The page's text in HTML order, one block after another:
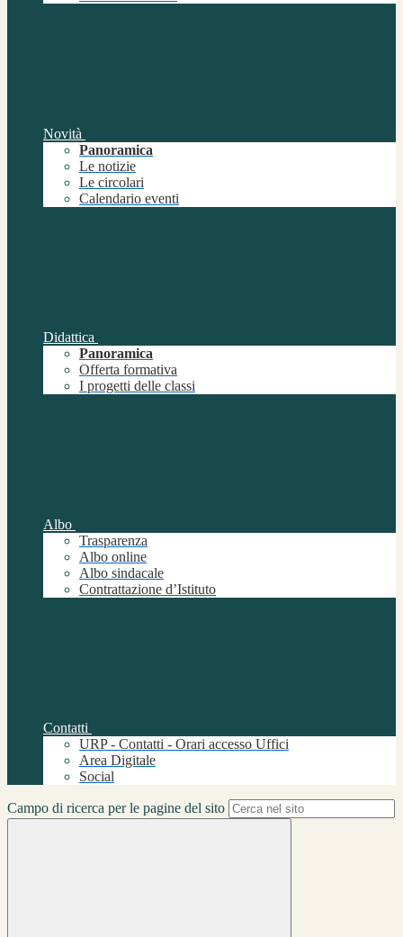
Novità
Panoramica
Le notizie
Le circolari
Calendario eventi
Didattica
Panoramica
Offerta formativa
I progetti delle classi
Albo
Trasparenza
Albo online
Albo sindacale
Contrattazione d’Istituto
Contatti
URP - Contatti - Orari accesso Uffici
Area Digitale
Social
Campo di ricerca per le pagine del sito